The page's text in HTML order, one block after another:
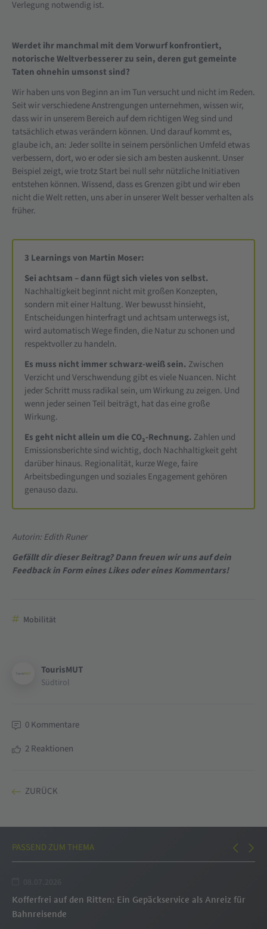
TourisMUT
Südtirol
0 Kommentare
2 Reaktionen
ZURÜCK
Verlegung notwendig ist.
Werdet ihr manchmal mit dem Vorwurf konfrontiert,
notorische Weltverbesserer zu sein, deren gut gemeinte
Taten ohnehin umsonst sind?
Wir haben uns von Beginn an im Tun versucht und nicht im Reden.
Seit wir verschiedene Anstrengungen unternehmen, wissen wir,
dass wir in unserem Bereich auf dem richtigen Weg sind und
tatsächlich etwas verändern können. Und darauf kommt es,
glaube ich, an: Jeder sollte in seinem persönlichen Umfeld etwas
verbessern, dort, wo er oder sie sich am besten auskennt. Unser
Beispiel zeigt, wie trotz Start bei null sehr nützliche Initiativen
entstehen können. Wissend, dass es Grenzen gibt und wir eben
nicht die Welt retten, uns aber in unserer Welt besser verhalten als
früher.
3 Learnings von Martin Moser:
Sei achtsam – dann fügt sich vieles von selbst.
Nachhaltigkeit beginnt nicht mit großen Konzepten,
sondern mit einer Haltung. Wer bewusst hinsieht,
Entscheidungen hinterfragt und achtsam unterwegs ist,
wird automatisch Wege finden, die Natur zu schonen und
respektvoller zu handeln.
Es muss nicht immer schwarz-weiß sein. Zwischen
Verzicht und Verschwendung gibt es viele Nuancen. Nicht
jeder Schritt muss radikal sein, um Wirkung zu zeigen. Und
wenn jeder seinen Teil beiträgt, hat das eine große
Wirkung.
Es geht nicht allein um die CO₂-Rechnung. Zahlen und
Emissionsberichte sind wichtig, doch Nachhaltigkeit geht
darüber hinaus. Regionalität, kurze Wege, faire
Arbeitsbedingungen und soziales Engagement gehören
genauso dazu.
Autorin: Edith Runer
Gefällt dir dieser Beitrag? Dann freuen wir uns auf dein
Feedback in Form eines Likes oder eines Kommentars!
Mobilität
PASSEND ZUM THEMA
Kofferfrei auf den Ritten: Ein Gepäckservice als Anreiz für
Bahnreisende